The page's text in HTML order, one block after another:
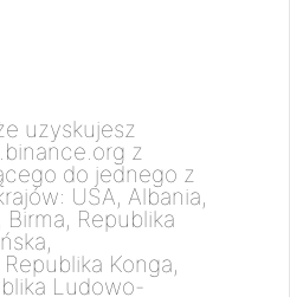
uzyskujesz
z
do jednego z
USA, Albania,
Birma, Republika
Konga,
Ludowo-